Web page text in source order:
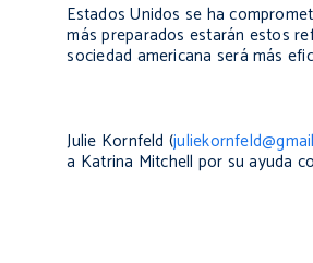
Estados Unidos se ha
más preparados estarán estos
sociedad americana será más
Julie Kornfeld (
a Katrina Mitchell por su ayuda